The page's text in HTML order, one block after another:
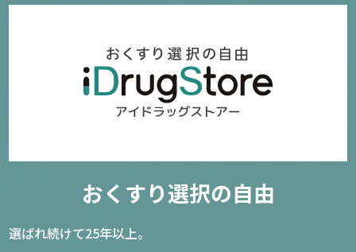
おくすり選択の自由
選ばれ続けて25年以上。